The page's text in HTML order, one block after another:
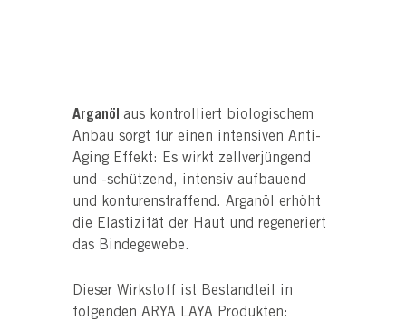
Arganöl aus kontrolliert biologischem
Anbau sorgt für einen intensiven Anti-
Aging Effekt: Es wirkt zellverjüngend
und -schützend, intensiv aufbauend
und konturenstraffend. Arganöl erhöht
die Elastizität der Haut und regeneriert
das Bindegewebe.
Dieser Wirkstoff ist Bestandteil in
folgenden ARYA LAYA Produkten: